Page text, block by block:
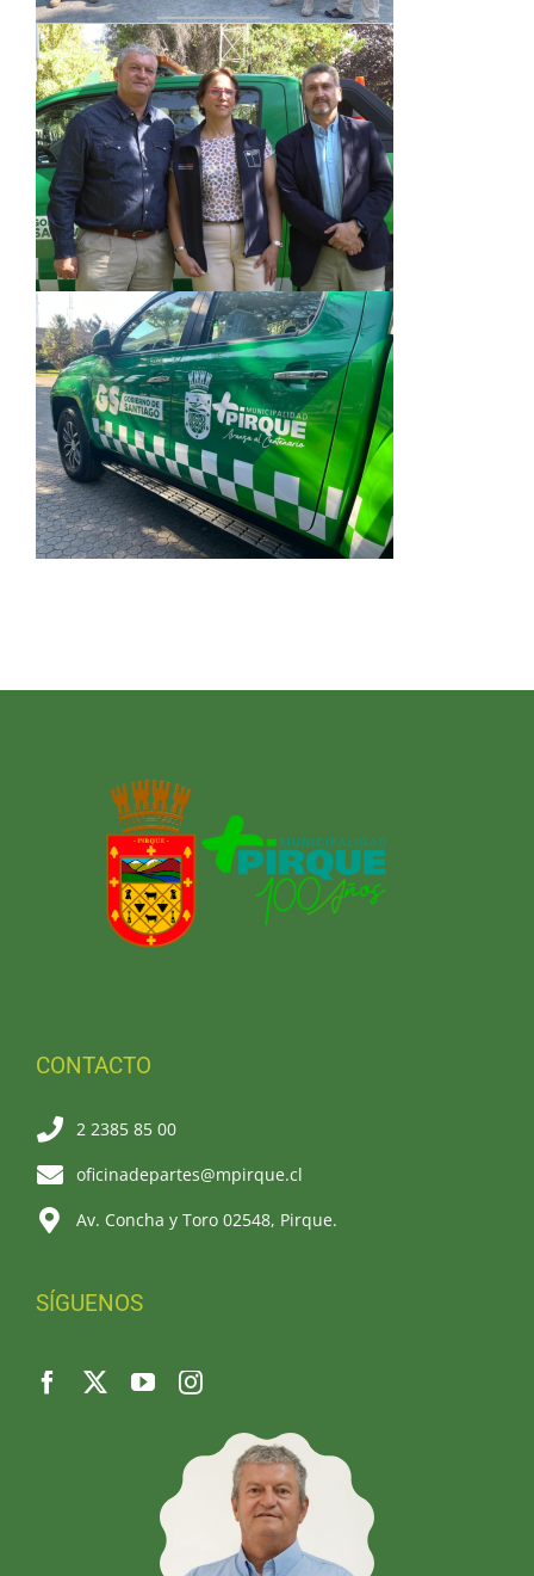
CONTACTO
2 2385 85 00
oficinadepartes@mpirque.cl
Av. Concha y Toro 02548, Pirque.
SÍGUENOS